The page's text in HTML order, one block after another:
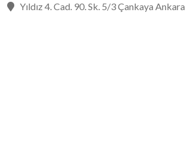
Yıldız 4. Cad. 90. Sk. 5/3 Çankaya Ankara